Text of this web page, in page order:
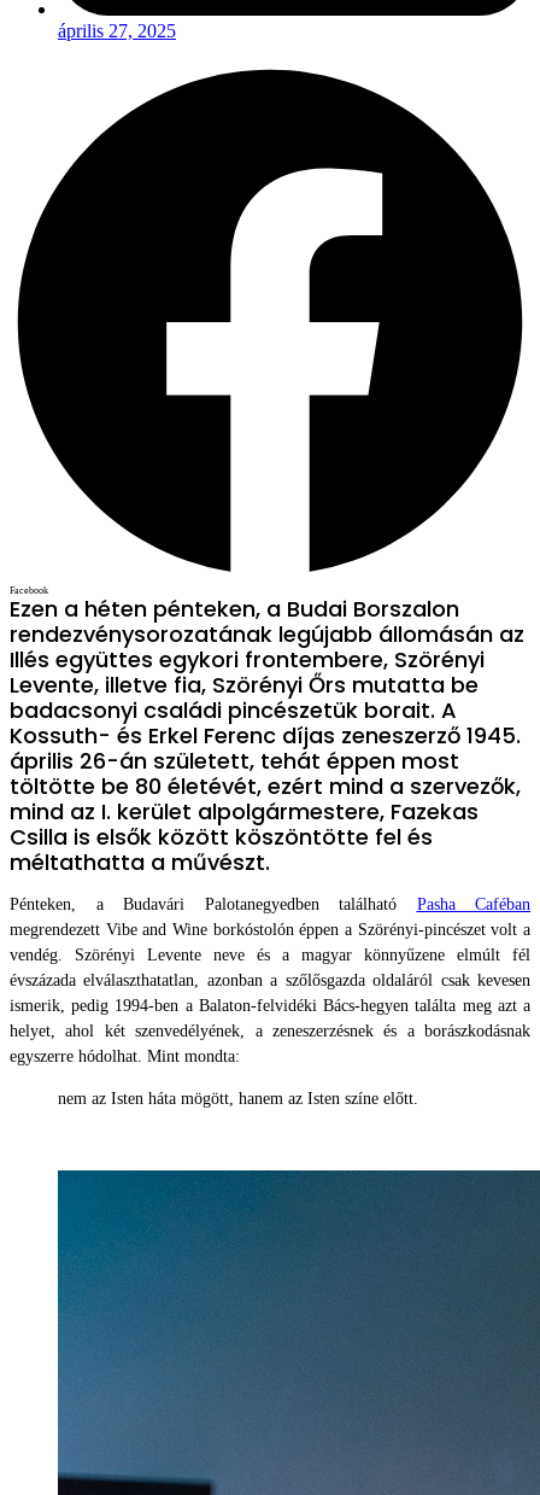
április 27, 2025
Facebook
Ezen a héten pénteken, a Budai Borszalon
rendezvénysorozatának legújabb állomásán az
Illés együttes egykori frontembere, Szörényi
Levente, illetve fia, Szörényi Őrs mutatta be
badacsonyi családi pincészetük borait. A
Kossuth- és Erkel Ferenc díjas zeneszerző 1945.
április 26-án született, tehát éppen most
töltötte be 80 életévét, ezért mind a szervezők,
mind az I. kerület alpolgármestere, Fazekas
Csilla is elsők között köszöntötte fel és
méltathatta a művészt.
Pénteken, a Budavári Palotanegyedben található Pasha Caféban
megrendezett Vibe and Wine borkóstolón éppen a Szörényi-pincészet volt a
vendég. Szörényi Levente neve és a magyar könnyűzene elmúlt fél
évszázada elválaszthatatlan, azonban a szőlősgazda oldaláról csak kevesen
ismerik, pedig 1994-ben a Balaton-felvidéki Bács-hegyen találta meg azt a
helyet, ahol két szenvedélyének, a zeneszerzésnek és a borászkodásnak
egyszerre hódolhat. Mint mondta:
nem az Isten háta mögött, hanem az Isten színe előtt.